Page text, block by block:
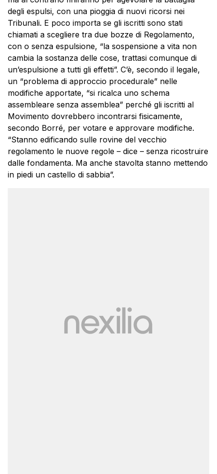
degli espulsi, con una pioggia di nuovi ricorsi nei
Tribunali. E poco importa se gli iscritti sono stati
chiamati a scegliere tra due bozze di Regolamento,
con o senza espulsione, “la sospensione a vita non
cambia la sostanza delle cose, trattasi comunque di
un’espulsione a tutti gli effetti”. C’è, secondo il legale,
un “problema di approccio procedurale” nelle
modifiche apportate, “si ricalca uno schema
assembleare senza assemblea” perché gli iscritti al
Movimento dovrebbero incontrarsi fisicamente,
secondo Borré, per votare e approvare modifiche.
“Stanno edificando sulle rovine del vecchio
regolamento le nuove regole – dice – senza ricostruire
dalle fondamenta. Ma anche stavolta stanno mettendo
in piedi un castello di sabbia”.